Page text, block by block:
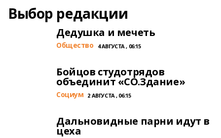
Выбор редакции
Дедушка и мечеть
Общество 4 АВГУСТА , 06:15
Бойцов студотрядов
объединит «СО.Здание»
Cоциум 2 АВГУСТА , 06:15
Дальновидные парни идут в
цеха